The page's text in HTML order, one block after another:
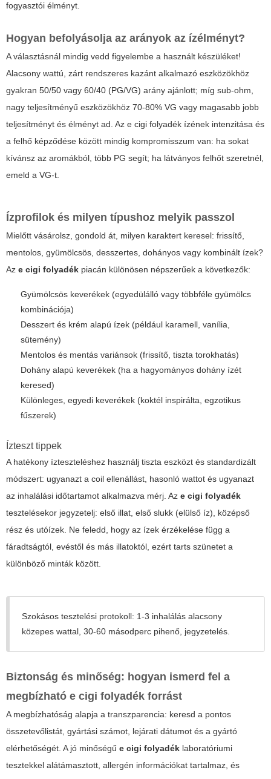
fogyasztói élményt.
Hogyan befolyásolja az arányok az ízélményt?
A választásnál mindig vedd figyelembe a használt készüléket!
Alacsony wattú, zárt rendszeres kazánt alkalmazó eszközökhöz
gyakran 50/50 vagy 60/40 (PG/VG) arány ajánlott; míg sub-ohm,
nagy teljesítményű eszközökhöz 70-80% VG vagy magasabb jobb
teljesítményt és élményt ad. Az e cigi folyadék ízének intenzitása és
a felhő képződése között mindig kompromisszum van: ha sokat
kívánsz az aromákból, több PG segít; ha látványos felhőt szeretnél,
emeld a VG-t.
Ízprofilok és milyen típushoz melyik passzol
Mielőtt vásárolsz, gondold át, milyen karaktert keresel: frissítő,
mentolos, gyümölcsös, desszertes, dohányos vagy kombinált ízek?
Az e cigi folyadék piacán különösen népszerűek a következők:
Gyümölcsös keverékek (egyedülálló vagy többféle gyümölcs
kombinációja)
Desszert és krém alapú ízek (például karamell, vanília,
sütemény)
Mentolos és mentás variánsok (frissítő, tiszta torokhatás)
Dohány alapú keverékek (ha a hagyományos dohány ízét
keresed)
Különleges, egyedi keverékek (koktél inspirálta, egzotikus
fűszerek)
Ízteszt tippek
A hatékony ízteszteléshez használj tiszta eszközt és standardizált
módszert: ugyanazt a coil ellenállást, hasonló wattot és ugyanazt
az inhalálási időtartamot alkalmazva mérj. Az e cigi folyadék
tesztelésekor jegyzetelj: első illat, első slukk (elülső íz), középső
rész és utóízek. Ne feledd, hogy az ízek érzékelése függ a
fáradtságtól, evéstől és más illatoktól, ezért tarts szünetet a
különböző minták között.
Szokásos tesztelési protokoll: 1-3 inhalálás alacsony
közepes wattal, 30-60 másodperc pihenő, jegyzetelés.
Biztonság és minőség: hogyan ismerd fel a
megbízható e cigi folyadék forrást
A megbízhatóság alapja a transzparencia: keresd a pontos
összetevőlistát, gyártási számot, lejárati dátumot és a gyártó
elérhetőségét. A jó minőségű e cigi folyadék laboratóriumi
tesztekkel alátámasztott, allergén információkat tartalmaz, és